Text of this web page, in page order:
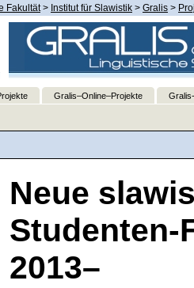
Fakultät> Institut für Slawistik > Gralis >
Gralis–Online–Projekte
Neue
Studenten-
2013–